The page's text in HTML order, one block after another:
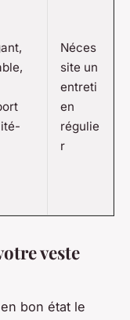
Néces
site un
entreti
en
régulie
r
veste
bon état le